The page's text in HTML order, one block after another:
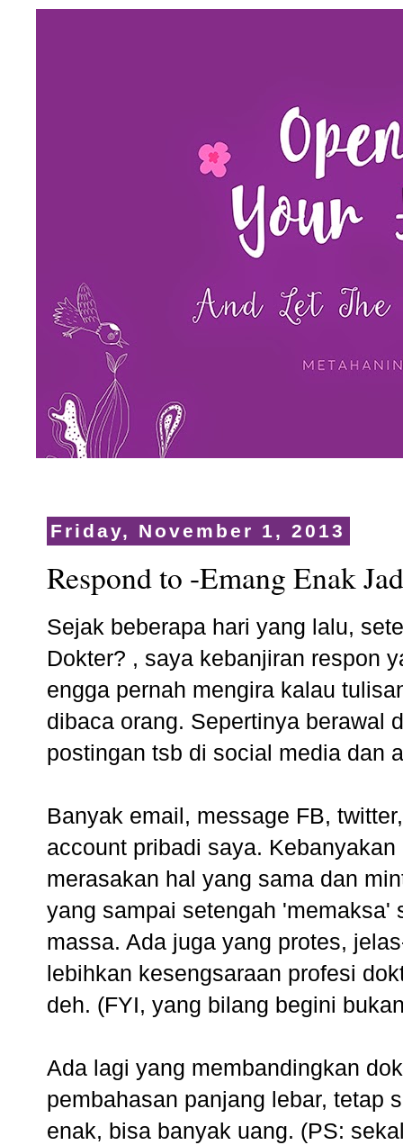
Friday, November 1, 2013
Respond to -Emang Enak
Sejak beberapa hari yang lalu,
Dokter? , saya kebanjiran respon
engga pernah mengira kalau
dibaca orang. Sepertinya berawal
postingan tsb di social media dan
Banyak email, message FB,
account pribadi saya.
merasakan hal yang sama dan
yang sampai setengah
massa. Ada juga yang protes,
lebihkan kesengsaraan profesi
deh. (FYI, yang bilang begini
Ada lagi yang membandingkan
pembahasan panjang lebar, tetap
enak, bisa banyak uang. (PS: